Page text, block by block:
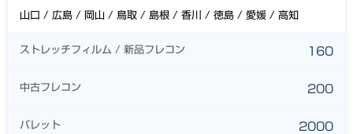
山口 / 広島 / 岡山 / 鳥取 / 島根 / 香川 / 徳島 / 愛媛 / 高知
ストレッチフィルム / 新品フレコン 160
中古フレコン 200
パレット 2000